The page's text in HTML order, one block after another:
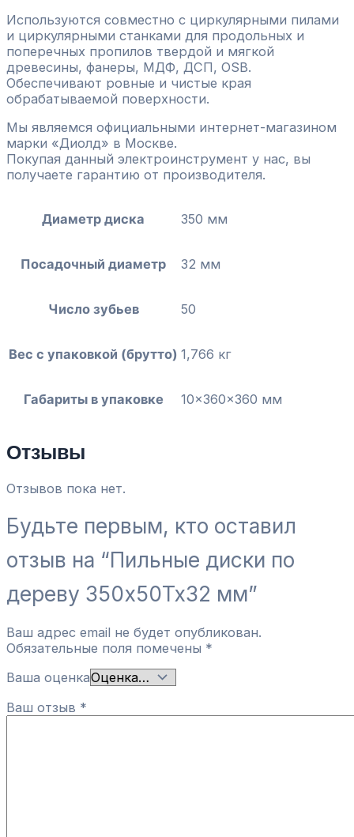
Используются совместно с циркулярными пилами
и циркулярными станками для продольных и
поперечных пропилов твердой и мягкой
древесины, фанеры, МДФ, ДСП, OSB.
Обеспечивают ровные и чистые края
обрабатываемой поверхности.
Мы являемся официальными интернет-магазином
марки «Диолд» в Москве.
Покупая данный электроинструмент у нас, вы
получаете гарантию от производителя.
Диаметр диска 350 мм
Посадочный диаметр 32 мм
Число зубьев 50
Вес с упаковкой (брутто) 1,766 кг
Габариты в упаковке 10x360x360 мм
Отзывы
Отзывов пока нет.
Будьте первым, кто оставил
отзыв на “Пильные диски по
дереву 350х50Тх32 мм”
Ваш адрес email не будет опубликован.
Обязательные поля помечены *
Ваша оценка
Ваш отзыв *